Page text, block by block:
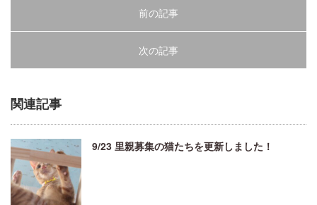
前の記事
次の記事
関連記事
9/23 里親募集の猫たちを更新しました！